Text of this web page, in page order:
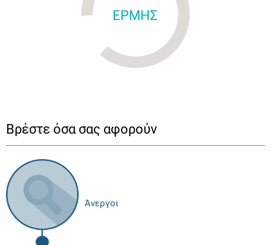
ΕΡΜΗΣ
Βρέστε όσα σας αφορούν
Άνεργοι